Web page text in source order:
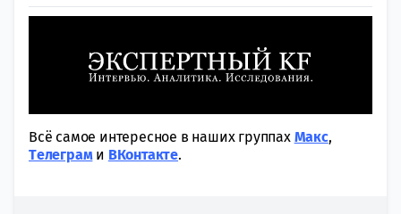
Всё самое интересное в наших группах Макс,
Tелеграми ВКонтакте.